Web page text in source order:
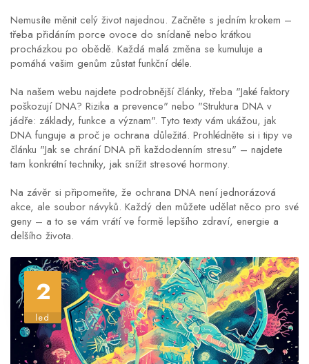
Nemusíte měnit celý život najednou. Začněte s jedním krokem –
třeba přidáním porce ovoce do snídaně nebo krátkou
procházkou po obědě. Každá malá změna se kumuluje a
pomáhá vašim genům zůstat funkční déle.
Na našem webu najdete podrobnější články, třeba "Jaké faktory
poškozují DNA? Rizika a prevence" nebo "Struktura DNA v
jádře: základy, funkce a význam". Tyto texty vám ukážou, jak
DNA funguje a proč je ochrana důležitá. Prohlédněte si i tipy ve
článku "Jak se chrání DNA při každodenním stresu" – najdete
tam konkrétní techniky, jak snížit stresové hormony.
Na závěr si připomeňte, že ochrana DNA není jednorázová
akce, ale soubor návyků. Každý den můžete udělat něco pro své
geny – a to se vám vrátí ve formě lepšího zdraví, energie a
delšího života.
2
led